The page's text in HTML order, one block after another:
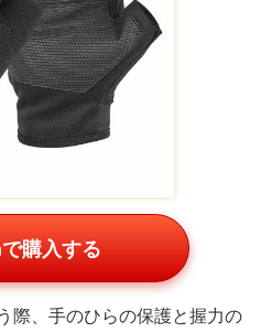
購入する
際、手のひらの保護と握力の